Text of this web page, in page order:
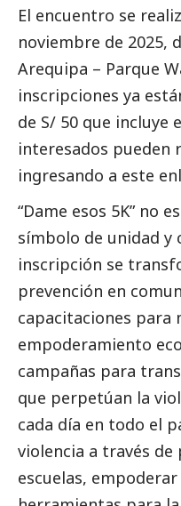
El encuentro se
noviembre de 2025,
Arequipa – Parque
inscripciones ya
de S/ 50 que
interesados pueden
ingresando a este
“Dame esos 5K” no
símbolo de unidad y
inscripción se
prevención en
capacitaciones para
empoderamiento
campañas para
que perpetúan la
cada día en todo el
violencia a través
escuelas,